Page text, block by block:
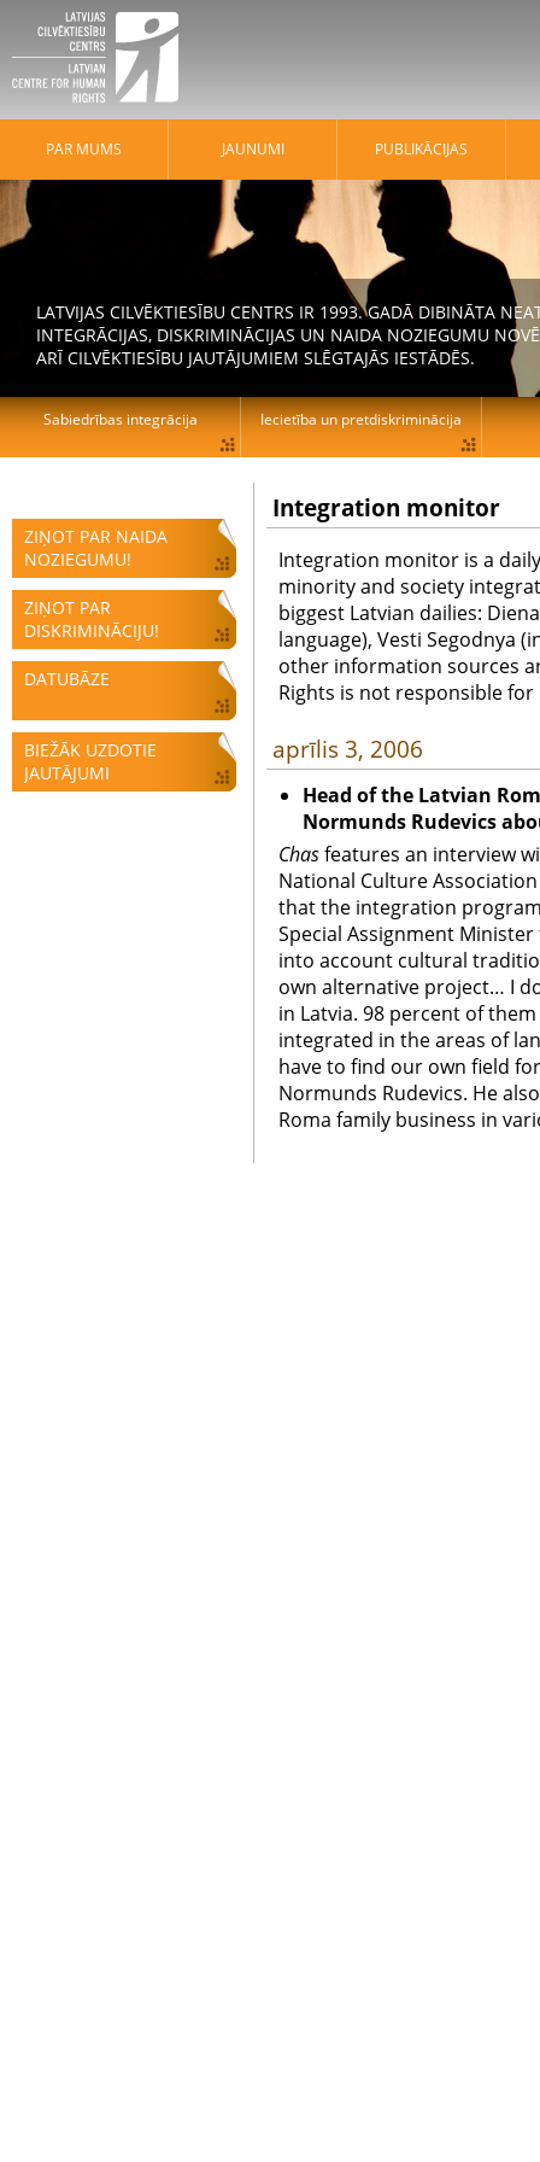
ZIŅOT PAR NAIDA
NOZIEGUMU!
ZIŅOT PAR
DISKRIMINĀCIJU!
DATUBĀZE
BIEŽĀK UZDOTIE
JAUTĀJUMI
Integration monitor
Integration monitor is a
minority and society
biggest Latvian dailies:
language), Vesti Segodnya
other information sources
Rights is not responsible
aprīlis 3, 2006
Head of the Latvian
Normunds Rudevics
Chasfeatures an interview
National Culture
that the integration
Special Assignment
into account cultural
own alternative project… I
in Latvia. 98 percent of
integrated in the areas of
have to find our own field
Normunds Rudevics. He
Roma family business in
PAR MUMS JAUNUMI PUBLIKĀCIJAS
LATVIJAS CILVĒKTIESĪBU CENTRS IR 1993. GADĀ DIBINĀTA
INTEGRĀCIJAS, DISKRIMINĀCIJAS UN NAIDA NOZIEGUMU
ARĪ CILVĒKTIESĪBU JAUTĀJUMIEM SLĒGTAJĀS IESTĀDĒS.
Sabiedrības integrācija Iecietība un pretdiskriminācija